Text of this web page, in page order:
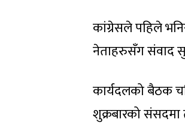
कांग्रेसले पहिले
नेताहरुसँग संवाद
कार्यदलको बैठक
शुक्रबारको